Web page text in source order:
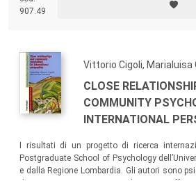
907.49
Vittorio Cigoli, Marialuisa
CLOSE
COMMUNITY
INTERNATIONAL
I risultati di un progetto di ricerca
Postgraduate School of Psychology
e dalla Regione Lombardia. Gli autori sono